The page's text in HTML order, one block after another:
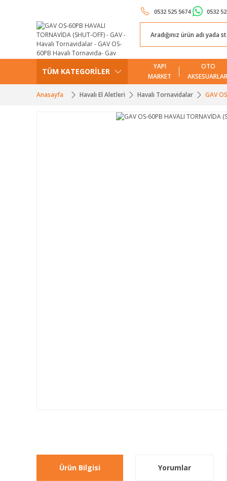
0532 525 5674 0532
TÜM KATEGORİLER
YAPI
MARKET
OTO
Anasayfa Havalı El Aletleri Havalı Tornavidalar GAV
Ürün Bilgisi Yorumlar